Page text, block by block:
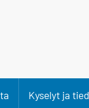
Kyselyt ja